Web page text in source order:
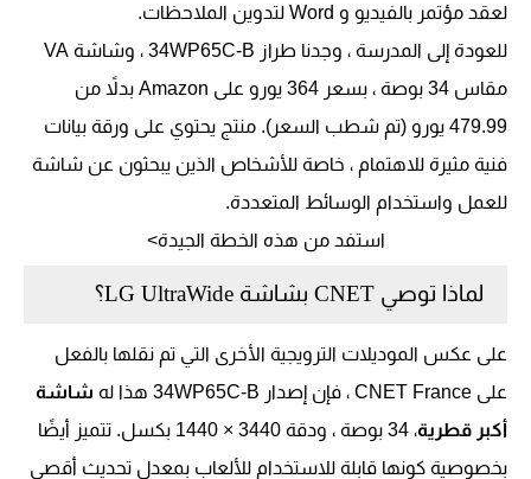
لعقد مؤتمر بالفيديو و Word لتدوين الملاحظات.
للعودة إلى المدرسة ، وجدنا طراز 34WP65C-B ، وشاشة VA
مقاس 34 بوصة ، بسعر 364 يورو على Amazon بدلاً من
479.99 يورو (تم شطب السعر). منتج يحتوي على ورقة بيانات
فنية مثيرة للاهتمام ، خاصة للأشخاص الذين يبحثون عن شاشة
للعمل واستخدام الوسائط المتعددة.
استفد من هذه الخطة الجيدة>
لماذا توصي CNET بشاشة LG UltraWide؟
على عكس الموديلات الترويجية الأخرى التي تم نقلها بالفعل
على CNET France ، فإن إصدار 34WP65C-B هذا له
شاشة
أكبر قطرية
، 34 بوصة ، ودقة 3440 × 1440 بكسل. تتميز أيضًا
بخصوصية كونها قابلة للاستخدام للألعاب بمعدل تحديث أقصى